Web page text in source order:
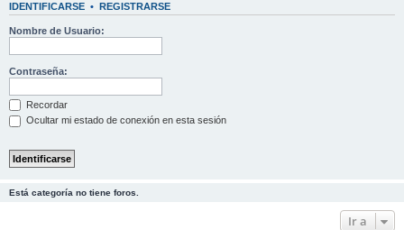
IDENTIFICARSE • REGISTRARSE
Nombre de Usuario:
Contraseña:
Recordar
Ocultar mi estado de conexión en esta sesión
Está categoría no tiene foros.
Ir a